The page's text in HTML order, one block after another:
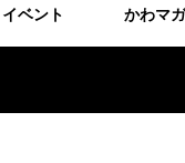
イベント かわマ